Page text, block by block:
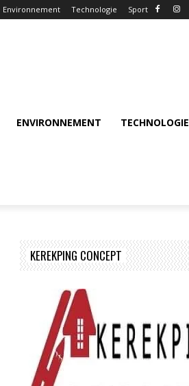
Environnement Technologie Sport
ENVIRONNEMENT TECHNOLOGIE
KEREKPING CONCEPT